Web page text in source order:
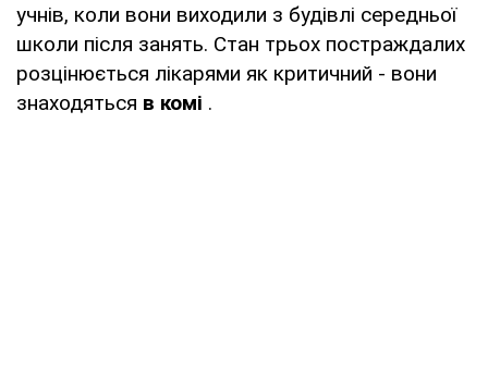
учнів, коли вони виходили з будівлі середньої
школи після занять. Стан трьох постраждалих
розцінюється лікарями як критичний - вони
знаходяться в комі .